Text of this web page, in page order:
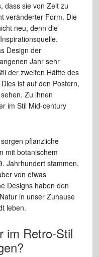
dass sie von Zeit zu
veränderter Form. Die
neu, denn die
Design der
Jahr sehr
der zweiten Hälfte des
ist auf den Postern,
Zu ihnen
im Stil Mid-century
pflanzliche
mit botanischem
Jahrhundert stammen,
von etwas
Designs haben den
in unser Zuhause
leben.
im Retro-Stil